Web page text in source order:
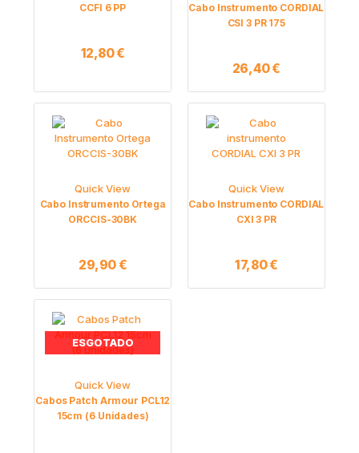
CCFI 6 PP
12,80€
Cabo Instrumento CORDIAL
CSI 3 PR 175
26,40€
Quick View
Cabo Instrumento Ortega
ORCCIS-30BK
29,90€
Quick View
Cabo Instrumento CORDIAL
CXI 3 PR
17,80€
ESGOTADO
Quick View
Cabos Patch Armour PCL12
15cm (6 Unidades)